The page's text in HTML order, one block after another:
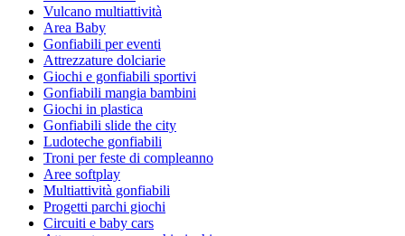
Vulcano multiattività
Area Baby
Gonfiabili per eventi
Attrezzature dolciarie
Giochi e gonfiabili sportivi
Gonfiabili mangia bambini
Giochi in plastica
Gonfiabili slide the city
Ludoteche gonfiabili
Troni per feste di compleanno
Aree softplay
Multiattività gonfiabili
Progetti parchi giochi
Circuiti e baby cars